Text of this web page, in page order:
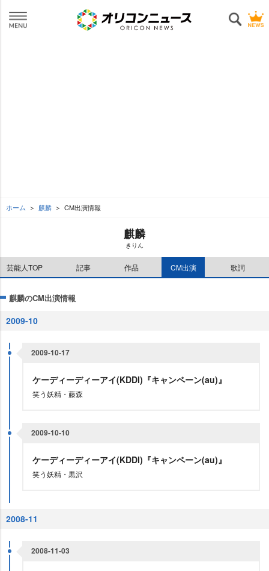
ホーム 麒麟 CM出演情報
麒麟
きりん
芸能人TOP 記事 作品 CM出演 歌詞
麒麟のCM出演情報
2009-10
2009-10-17
ケーディーディーアイ(KDDI)『キャンペーン(au)』
笑う妖精・藤森
2009-10-10
ケーディーディーアイ(KDDI)『キャンペーン(au)』
笑う妖精・黒沢
2008-11
2008-11-03